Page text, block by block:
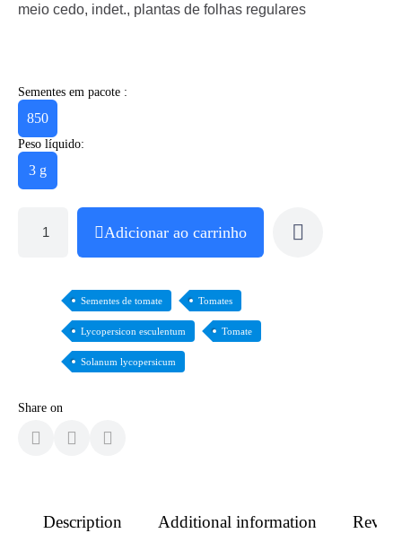
meio cedo, indet., plantas de folhas regulares
Sementes em pacote :
850
Peso líquido:
3 g
Adicionar ao carrinho
Sementes de tomate Tomates
Lycopersicon esculentum Tomate
Solanum lycopersicum
Share on
Description Additional information